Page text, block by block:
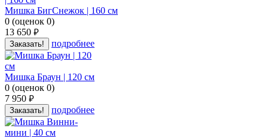
Мишка БигСнежок | 160 см
0 (оценок 0)
13 650 руб.
Заказать! подробнее
Мишка Браун | 120 см
0 (оценок 0)
7 950 руб.
Заказать! подробнее